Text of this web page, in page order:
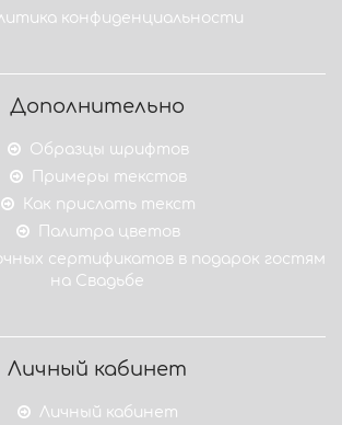
конфиденциальности
Дополнительно
Образцы шрифтов
Примеры текстов
Как прислать текст
Палитра цветов
сертификатов в подарок гостям
на Свадьбе
Личный кабинет
Личный кабинет